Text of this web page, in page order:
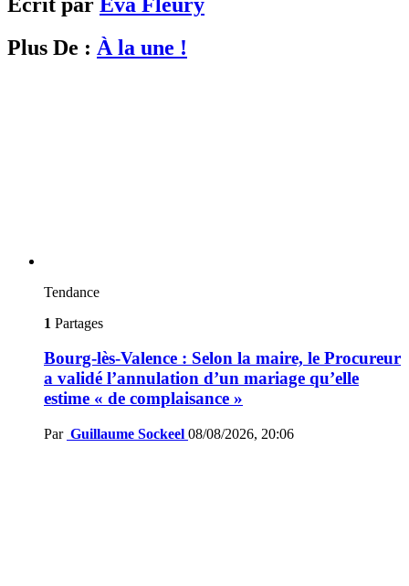
Plus De : À la une !
Tendance
1 Partages
Bourg-lès-Valence : Selon la maire, le Procureur
a validé l’annulation d’un mariage qu’elle
estime « de complaisance »
Par Guillaume Sockeel 08/08/2026, 20:06